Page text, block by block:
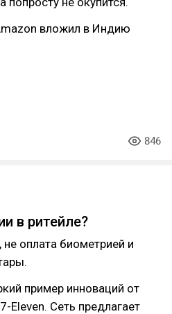
вложил в Индию
846
в ритейле?
оплата биометрией и
пример инноваций от
Eleven. Сеть предлагает